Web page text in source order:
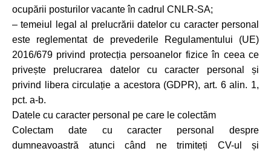
ocupării posturilor vacante în cadrul CNLR-SA;
– temeiul legal al prelucrării datelor cu caracter personal
este reglementat de prevederile Regulamentului (UE)
2016/679 privind protecția persoanelor fizice în ceea ce
privește prelucrarea datelor cu caracter personal și
privind libera circulație a acestora (GDPR), art. 6 alin. 1,
pct. a-b.
Datele cu caracter personal pe care le colectăm
Colectam date cu caracter personal despre
dumneavoastră atunci când ne trimiteți CV-ul și